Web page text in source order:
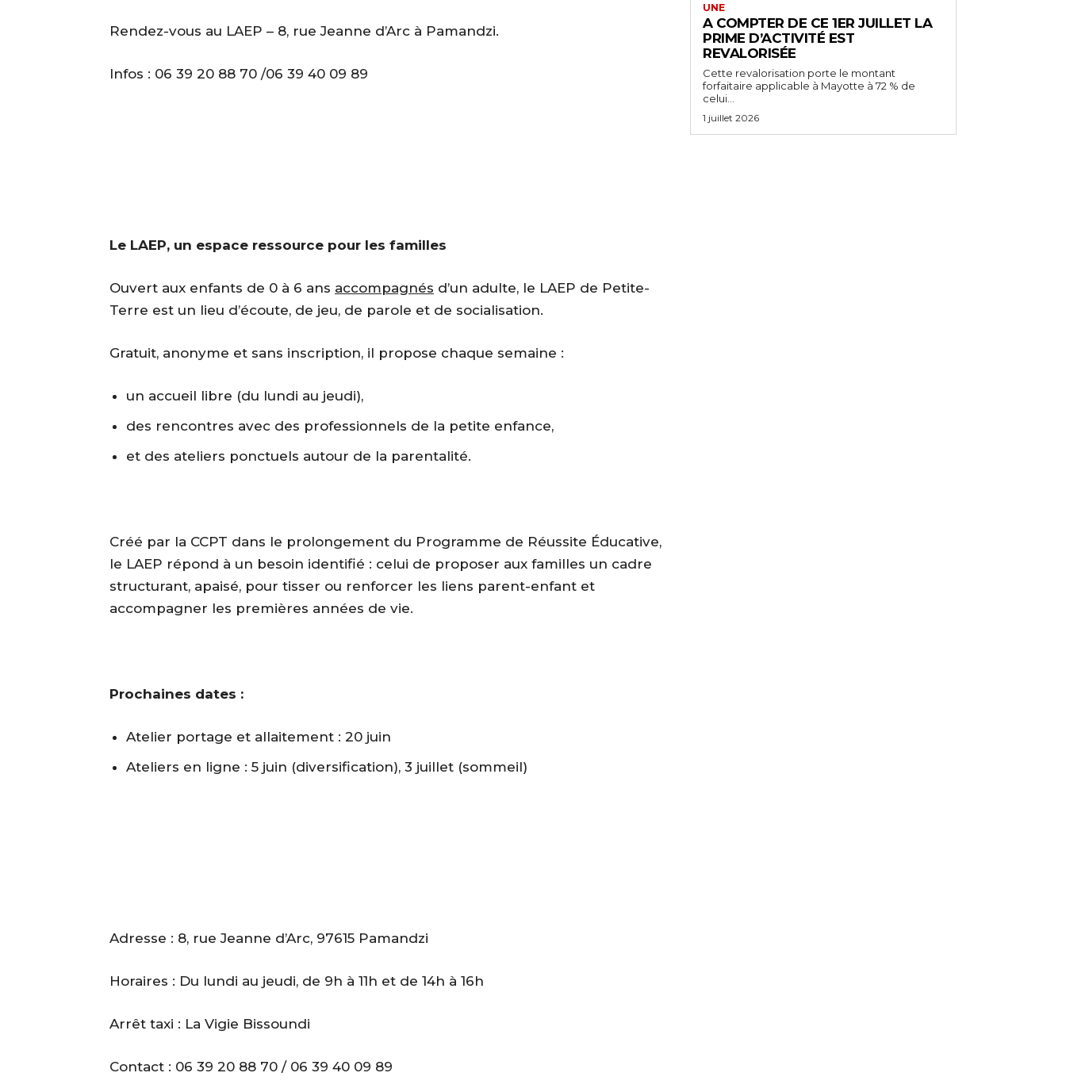
Rendez-vous au LAEP – 8, rue Jeanne d’Arc à Pamandzi.
Infos : 06 39 20 88 70 /06 39 40 09 89
Le LAEP, un espace ressource pour les familles
Ouvert aux enfants de 0 à 6 ans accompagnés d’un adulte, le LAEP de Petite-
Terre est un lieu d’écoute, de jeu, de parole et de socialisation.
Gratuit, anonyme et sans inscription, il propose chaque semaine :
un accueil libre (du lundi au jeudi),
des rencontres avec des professionnels de la petite enfance,
et des ateliers ponctuels autour de la parentalité.
Créé par la CCPT dans le prolongement du Programme de Réussite Éducative,
le LAEP répond à un besoin identifié : celui de proposer aux familles un cadre
structurant, apaisé, pour tisser ou renforcer les liens parent-enfant et
accompagner les premières années de vie.
Prochaines dates :
Atelier portage et allaitement : 20 juin
Ateliers en ligne : 5 juin (diversification), 3 juillet (sommeil)
Adresse : 8, rue Jeanne d’Arc, 97615 Pamandzi
Horaires : Du lundi au jeudi, de 9h à 11h et de 14h à 16h
Arrêt taxi : La Vigie Bissoundi
Contact : 06 39 20 88 70 / 06 39 40 09 89
UNE
A COMPTER DE CE 1ER JUILLET LA
PRIME D’ACTIVITÉ EST
REVALORISÉE
Cette revalorisation porte le montant
forfaitaire applicable à Mayotte à 72 % de
celui...
1 juillet 2026